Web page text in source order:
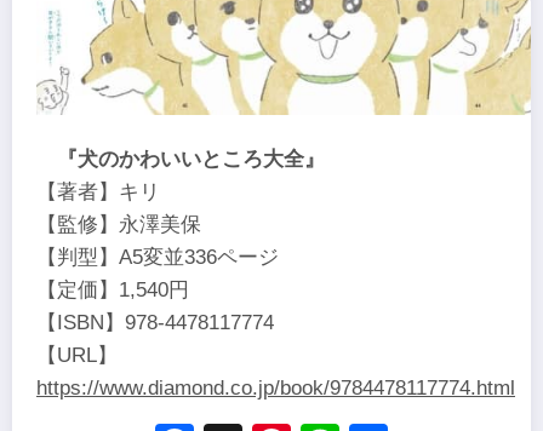
『犬のかわいいところ大全』
【著者】キリ
【監修】永澤美保
【判型】A5変並336ページ
【定価】1,540円
【ISBN】978-4478117774
【URL】
https://www.diamond.co.jp/book/9784478117774.html